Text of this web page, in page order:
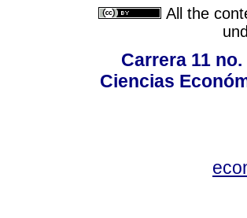
All the
Carrera 11
Ciencias